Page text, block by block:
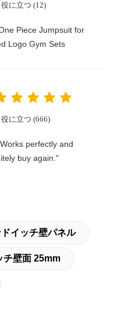
役に立つ (12)
Piece Jumpsuit for
Logo Gym Sets
役に立つ (666)
perfectly and
buy again."
イッチ壁パネル
チ壁面 25mm